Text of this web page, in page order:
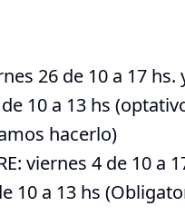
26 de 10 a 17 hs.
10 a 13 hs
hacerlo)
viernes 4 de 10 a
10 a 13 hs